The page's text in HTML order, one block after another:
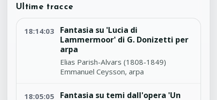
Ultime tracce
18:14:03
Fantasia su 'Lucia di
Lammermoor' di G. Donizetti per
arpa
Elias Parish-Alvars (1808-1849)
Emmanuel Ceysson, arpa
18:05:05
Fantasia su temi dall'opera 'Un